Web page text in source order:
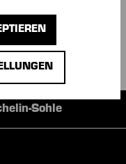
Sohle